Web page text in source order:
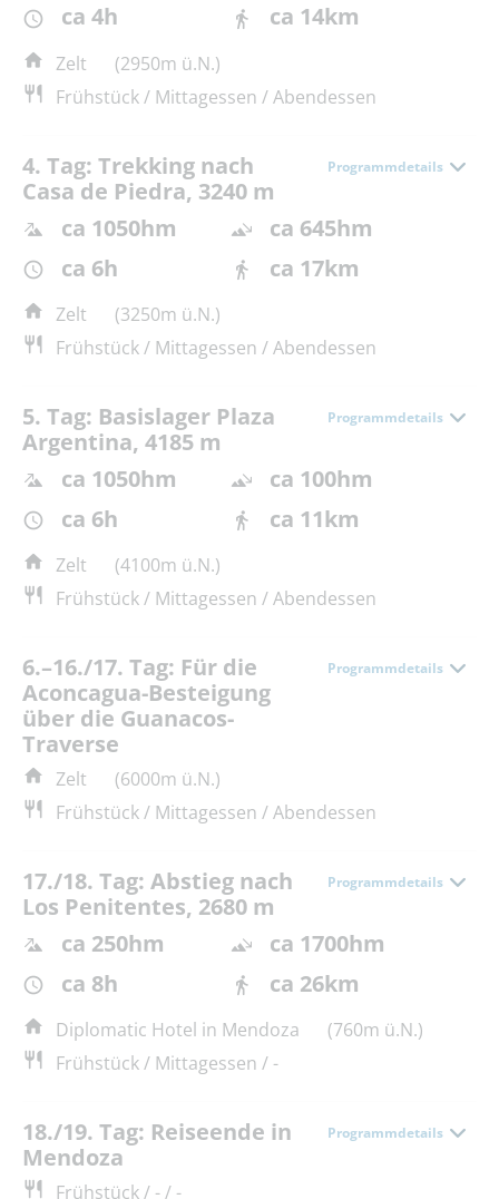
ca 4h
ca 14km
Zelt
(2950m ü.N.)
Frühstück / Mittagessen / Abendessen
4. Tag: Trekking nach
Casa de Piedra, 3240 m
Programmdetails
ca 1050hm
ca 645hm
ca 6h
ca 17km
Zelt
(3250m ü.N.)
Frühstück / Mittagessen / Abendessen
5. Tag: Basislager Plaza
Argentina, 4185 m
Programmdetails
ca 1050hm
ca 100hm
ca 6h
ca 11km
Zelt
(4100m ü.N.)
Frühstück / Mittagessen / Abendessen
6.–16./17. Tag: Für die
Aconcagua-Besteigung
über die Guanacos-
Traverse
Programmdetails
Zelt
(6000m ü.N.)
Frühstück / Mittagessen / Abendessen
17./18. Tag: Abstieg nach
Los Penitentes, 2680 m
Programmdetails
ca 250hm
ca 1700hm
ca 8h
ca 26km
Diplomatic Hotel in Mendoza
(760m ü.N.)
Frühstück / Mittagessen / -
18./19. Tag: Reiseende in
Mendoza
Programmdetails
Frühstück / - / -